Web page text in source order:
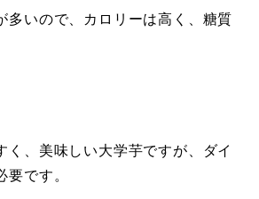
多いので、カロリーは高く、糖質
く、美味しい大学芋ですが、ダイ
要です。